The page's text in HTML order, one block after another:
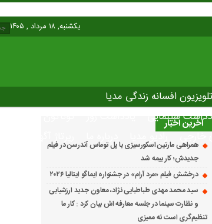
یکشنبه, ۱۸ مرداد , ۱۴۰۵
تلویزیون افسانه زندگی مدیا
یادداشت سینمایی
خارجی رادیو مدیا درباره ما رپرتاژ آگهی
آخرین اخبار
همراهی مارتین اسکورسیزی با پل توماس ٱندرسن در فیلم
جدیدش؛ کار بیمه شد
درخشش فیلم «مرد آرام» در جشنواره ایماگو ایتالیا ۲۰۲۶
سید محمد مهدی طباطبایی نژاد، معاون جدید ارزشیابی
و نظارت سینما در جلسه معارفه اش بیان کرد : کار ما
تنظیم‌گری است نه ممیزی